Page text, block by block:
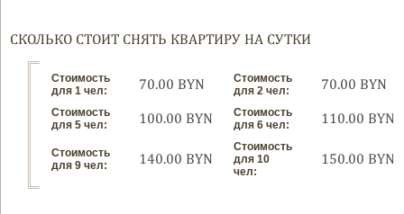
СКОЛЬКО СТОИТ СНЯТЬ КВАРТИРУ НА СУТКИ
Стоимость
для 1 чел:
70.00 BYN
Стоимость
для 2 чел:
70.00 BYN
Стоимость
для 5 чел:
100.00 BYN
Стоимость
для 6 чел:
110.00 BYN
Стоимость
для 9 чел:
140.00 BYN
Стоимость
для 10
чел:
150.00 BYN